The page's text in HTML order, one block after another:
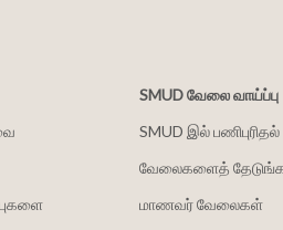
SMUD வேலை வாய்ப்பு
SMUD இல் பணிபுரிதல்
வேலைகளைத்
மாணவர் வேலைகள்